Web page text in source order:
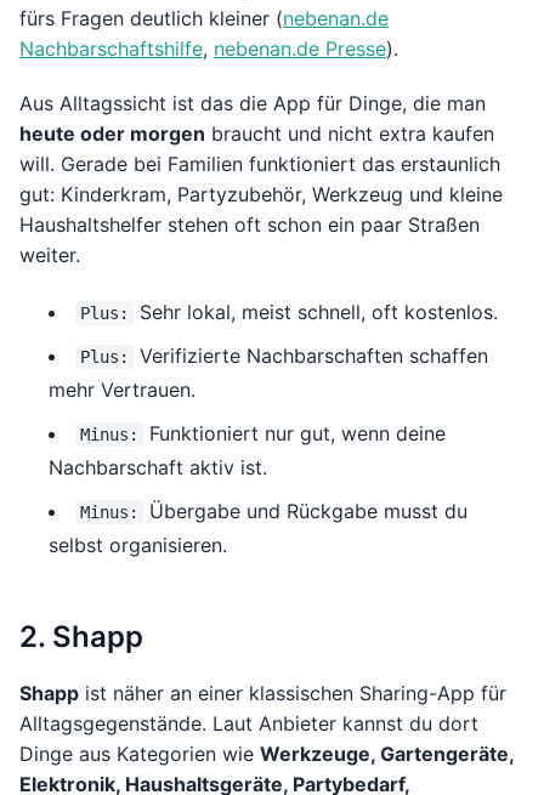
fürs Fragen deutlich kleiner (nebenan.de
Nachbarschaftshilfe, nebenan.de Presse).
Aus Alltagssicht ist das die App für Dinge, die man
heute oder morgen braucht und nicht extra kaufen
will. Gerade bei Familien funktioniert das erstaunlich
gut: Kinderkram, Partyzubehör, Werkzeug und kleine
Haushaltshelfer stehen oft schon ein paar Straßen
weiter.
Plus: Sehr lokal, meist schnell, oft kostenlos.
Plus:
Verifizierte Nachbarschaften schaffen
mehr Vertrauen.
Minus:
Funktioniert nur gut, wenn deine
Nachbarschaft aktiv ist.
Minus:
Übergabe und Rückgabe musst du
selbst organisieren.
2. Shapp
Shapp ist näher an einer klassischen Sharing-App für
Alltagsgegenstände. Laut Anbieter kannst du dort
Dinge aus Kategorien wie Werkzeuge, Gartengeräte,
Elektronik, Haushaltsgeräte, Partybedarf,